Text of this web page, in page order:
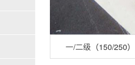
一/二级（150/250